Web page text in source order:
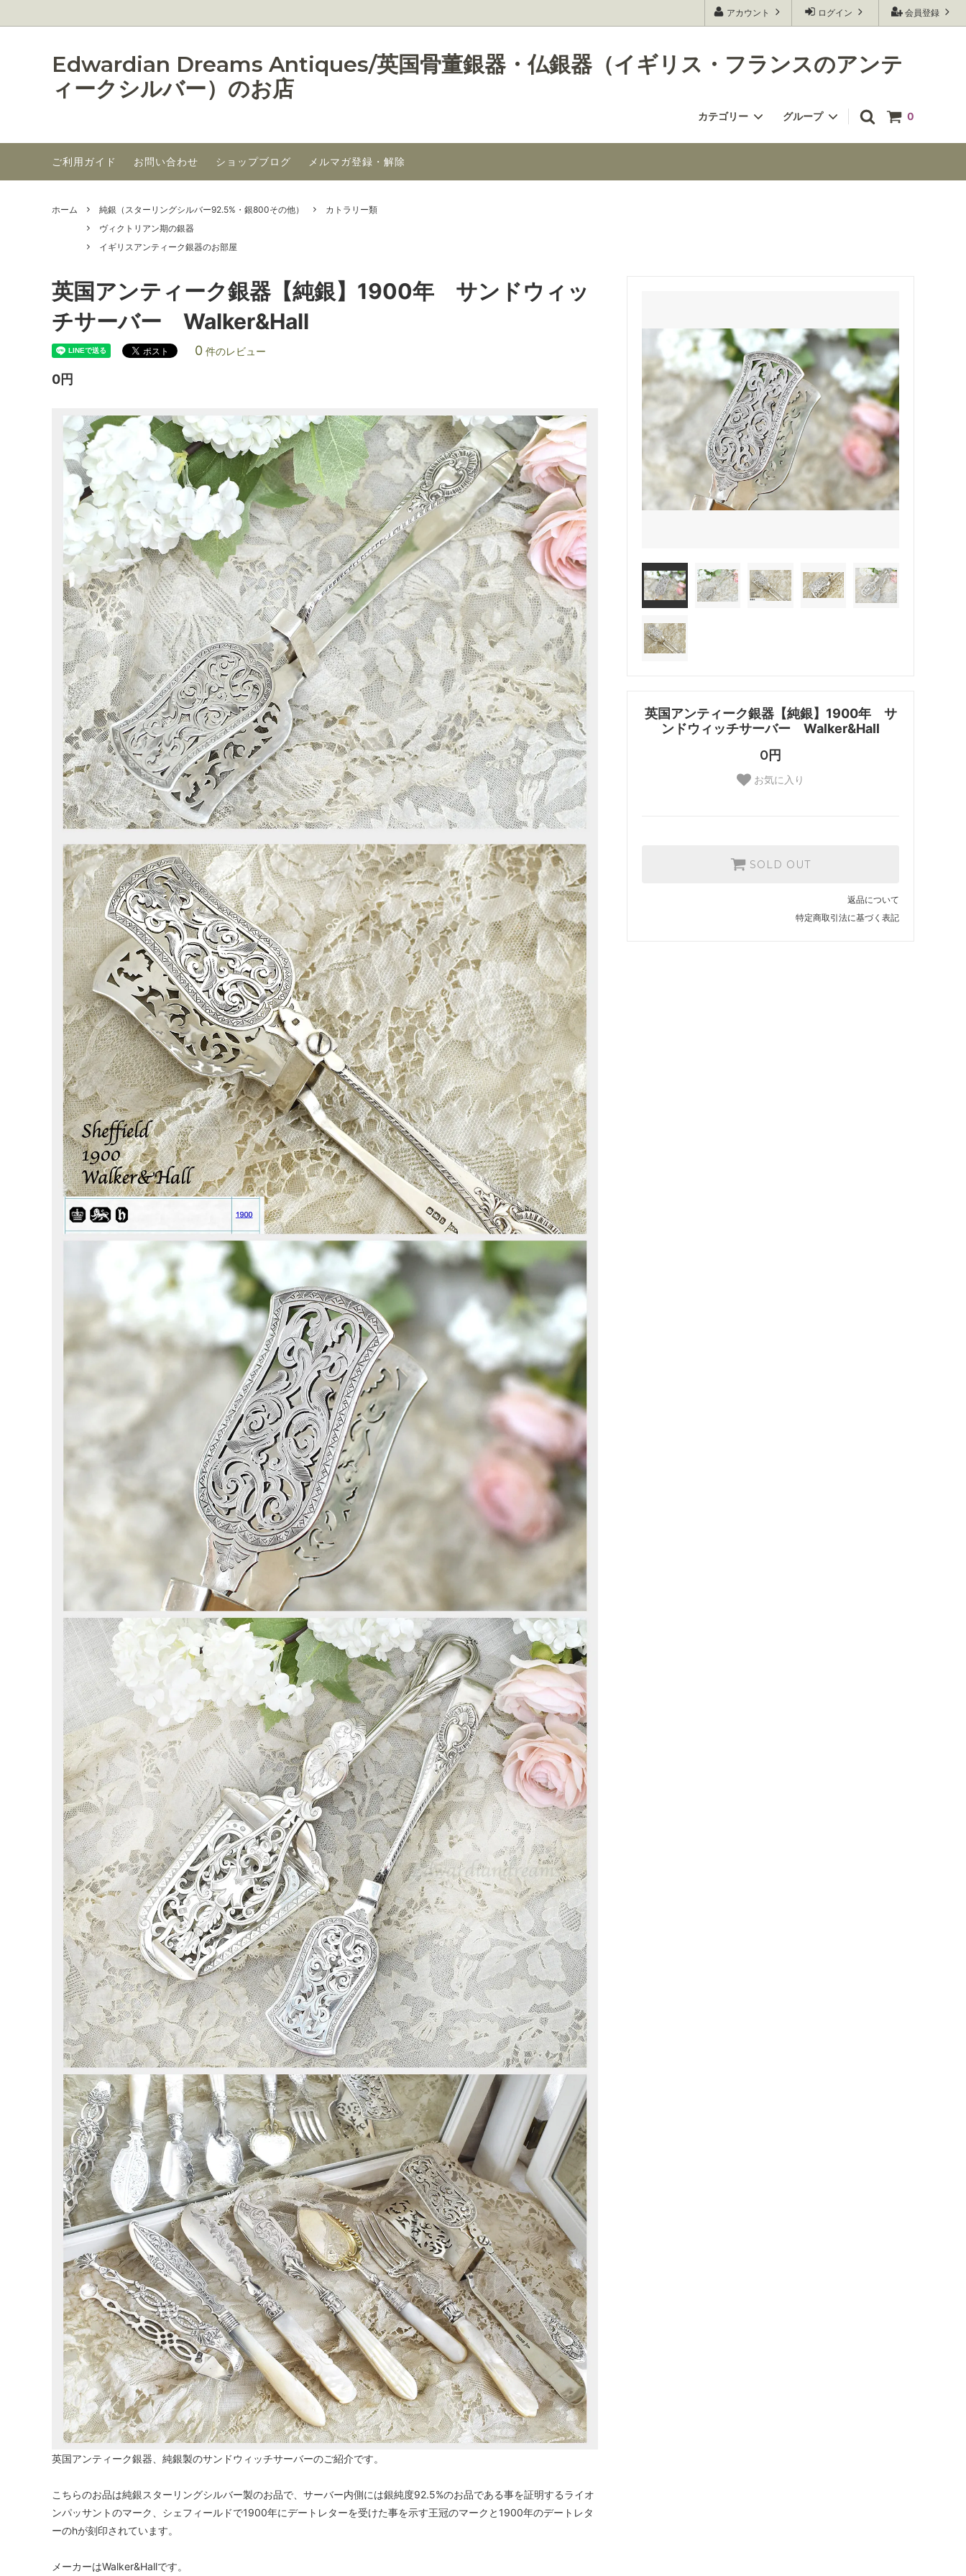
会員登録
ログイン
アカウント
Edwardian Dreams Antiques/英国骨董銀器・仏銀器（イギリス・フランスのアンテ
ィークシルバー）のお店
0
カテゴリー
純銀（スターリングシルバー92.5%・銀
800その他）
シルバープレート(銀メッキ製品)
銀器達 コレクション作りのご参考にど
銀器達 コレクション作りのご参考にど
グループ
ジョージアンの銀器（～1836 ウィリ
アム4世統治時代(1830－36)を含む）
ヴィクトリアン期の銀器
年-1910年）＆それ以降の銀器
ドイツ・アメリカ、その他の国の銀器 在庫一覧
載品＋在庫有り品のみ,過去の取り扱い
ご利用ガイド お問い合わせ ショップブログ メルマガ登録・解除
ホーム 純銀（スターリングシルバー92.5%・銀800その他）
カトラリー類
ヴィクトリアン期の銀器
イギリスアンティーク銀器のお部屋
英国アンティーク銀器【純銀】1900年 サ
ンドウィッチサーバー Walker&Hall
0円
お気に入り
SOLD OUT
返品について
特定商取引法に基づく表記
英国アンティーク銀器【純銀】1900年 サンドウィッ
チサーバー Walker&Hall
0 件のレビュー
0円
英国アンティーク銀器、純銀製のサンドウィッチサーバーのご紹介です。
こちらのお品は純銀スターリングシルバー製のお品で、サーバー内側には銀純度92.5%のお品である事を証明するライオ
ンパッサントのマーク、シェフィールドで1900年にデートレターを受けた事を示す王冠のマークと1900年のデートレタ
ーのhが刻印されています。
メーカーはWalker&Hallです。